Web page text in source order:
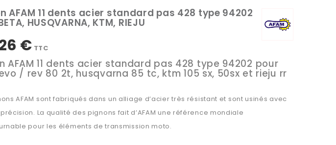
AFAM 11 dents acier standard pas 428 type 94202
HUSQVARNA, KTM, RIEJU
€ TTC
AFAM 11 dents acier standard pas 428 type 94202 pour
evo / rev 80 2t, husqvarna 85 tc, ktm 105 sx, 50sx et rieju rr
AFAM sont fabriqués dans un alliage d’acier très résistant et sont usinés avec
La qualité des pignons fait d’AFAM une référence mondiale
pour les éléments de transmission moto.